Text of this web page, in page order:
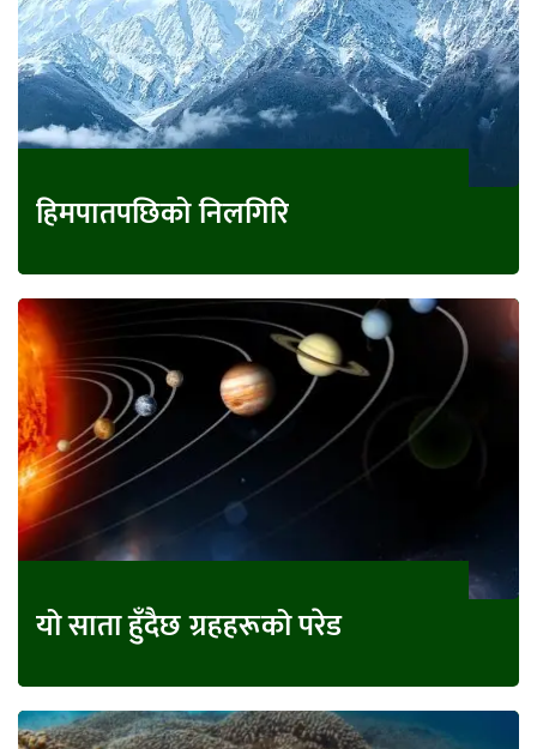
हिमपातपछिको निलगिरि
यो साता हुँदैछ ग्रहहरूको परेड